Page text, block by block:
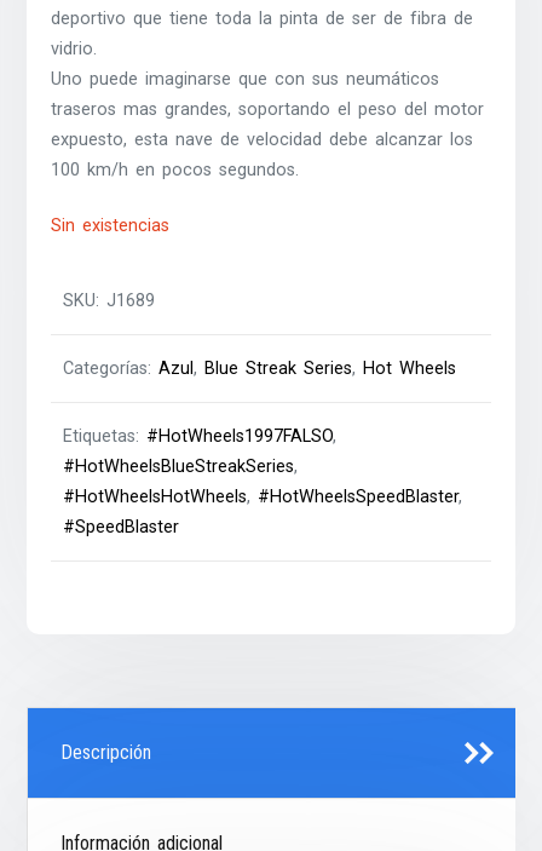
deportivo que tiene toda la pinta de ser de fibra de
vidrio.
Uno puede imaginarse que con sus neumáticos
traseros mas grandes, soportando el peso del motor
expuesto, esta nave de velocidad debe alcanzar los
100 km/h en pocos segundos.
Sin existencias
SKU:J1689
Categorías:Azul, Blue Streak Series, Hot Wheels
Etiquetas: #HotWheels1997FALSO,
#HotWheelsBlueStreakSeries,
#HotWheelsHotWheels, #HotWheelsSpeedBlaster,
#SpeedBlaster
Descripción
Información adicional